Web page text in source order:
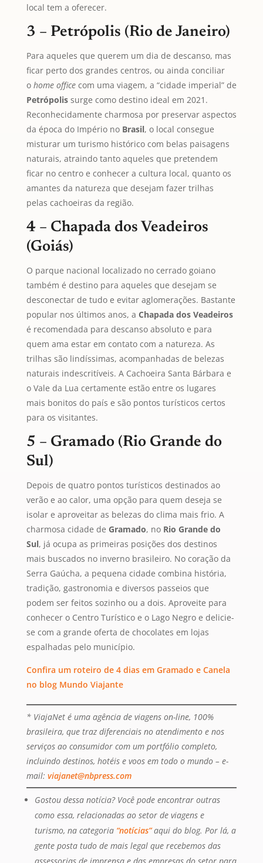
local tem a oferecer.
3 – Petrópolis (Rio de Janeiro)
Para aqueles que querem um dia de descanso, mas
ficar perto dos grandes centros, ou ainda conciliar
o home officecom uma viagem, a “cidade imperial” de
Petrópolissurge como destino ideal em 2021.
Reconhecidamente charmosa por preservar aspectos
da época do Império no Brasil, o local consegue
misturar um turismo histórico com belas paisagens
naturais, atraindo tanto aqueles que pretendem
ficar no centro e conhecer a cultura local, quanto os
amantes da natureza que desejam fazer trilhas
pelas cachoeiras da região.
4 – Chapada dos Veadeiros
(Goiás)
O parque nacional localizado no cerrado goiano
também é destino para aqueles que desejam se
desconectar de tudo e evitar aglomerações. Bastante
popular nos últimos anos, a Chapada dos Veadeiros
é recomendada para descanso absoluto e para
quem ama estar em contato com a natureza. As
trilhas são lindíssimas, acompanhadas de belezas
naturais indescritíveis. A Cachoeira Santa Bárbara e
o Vale da Lua certamente estão entre os lugares
mais bonitos do país e são pontos turísticos certos
para os visitantes.
5 – Gramado (Rio Grande do
Sul)
Depois de quatro pontos turísticos destinados ao
verão e ao calor, uma opção para quem deseja se
isolar e aproveitar as belezas do clima mais frio. A
charmosa cidade de Gramado, no Rio Grande do
Sul, já ocupa as primeiras posições dos destinos
mais buscados no inverno brasileiro. No coração da
Serra Gaúcha, a pequena cidade combina história,
tradição, gastronomia e diversos passeios que
podem ser feitos sozinho ou a dois. Aproveite para
conhecer o Centro Turístico e o Lago Negro e delicie-
se com a grande oferta de chocolates em lojas
espalhadas pelo município.
Confira um roteiro de 4 dias em Gramado e Canela
no blog Mundo Viajante
* ViajaNet é uma agência de viagens on-line, 100%
brasileira, que traz diferenciais no atendimento e nos
serviços ao consumidor com um portfólio completo,
incluindo destinos, hotéis e voos em todo o mundo – e-
mail: viajanet@nbpress.com
Gostou dessa notícia? Você pode encontrar outras
como essa, relacionadas ao setor de viagens e
turismo, na categoria “notícias”aqui do blog. Por lá, a
gente posta tudo de mais legal que recebemos das
assessorias de imprensa e das empresas do setor para